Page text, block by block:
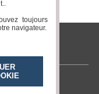
toujours
navigateur.